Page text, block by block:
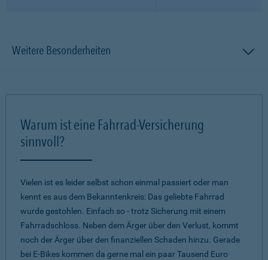
Weitere Besonderheiten
Warum ist eine Fahrrad-Versicherung
sinnvoll?
Vielen ist es leider selbst schon einmal passiert oder man
kennt es aus dem Bekanntenkreis: Das geliebte Fahrrad
wurde gestohlen. Einfach so - trotz Sicherung mit einem
Fahrradschloss. Neben dem Ärger über den Verlust, kommt
noch der Ärger über den finanziellen Schaden hinzu. Gerade
bei E-Bikes kommen da gerne mal ein paar Tausend Euro